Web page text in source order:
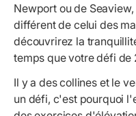
Newport ou de
différent de celui des
découvrirez la
temps que votre défi de
Il y a des collines et le
un défi, c'est pourquoi